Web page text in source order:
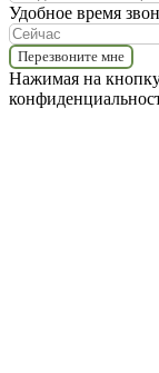
Удобное время
Перезвоните мне
Нажимая на